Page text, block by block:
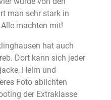
man sehr stark in
machten mit!
hat auch
Dort kann sich jeder
Helm und
Foto ablichten
der Extraklasse